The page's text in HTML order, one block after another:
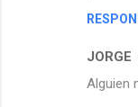
JORGE
Alguien